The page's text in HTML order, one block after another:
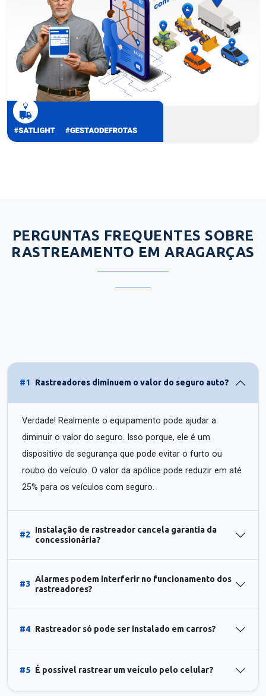
PERGUNTAS FREQUENTES SOBRE
RASTREAMENTO EM ARAGARÇAS
#1 Rastreadores diminuem o valor do seguro auto?
Verdade! Realmente o equipamento pode ajudar a
diminuir o valor do seguro. Isso porque, ele é um
dispositivo de segurança que pode evitar o furto ou
roubo do veículo. O valor da apólice pode reduzir em até
25% para os veículos com seguro.
#2
Instalação de rastreador cancela garantia da
concessionária?
#3
Alarmes podem interferir no funcionamento dos
rastreadores?
#4 Rastreador só pode ser instalado em carros?
#5 É possível rastrear um veículo pelo celular?